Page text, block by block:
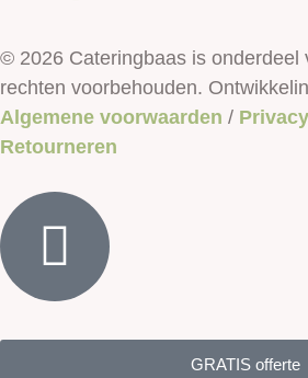
© 2026 Cateringbaas is onderdeel
rechten voorbehouden.
Algemene voorwaarden /
Retourneren
GRATIS offerte